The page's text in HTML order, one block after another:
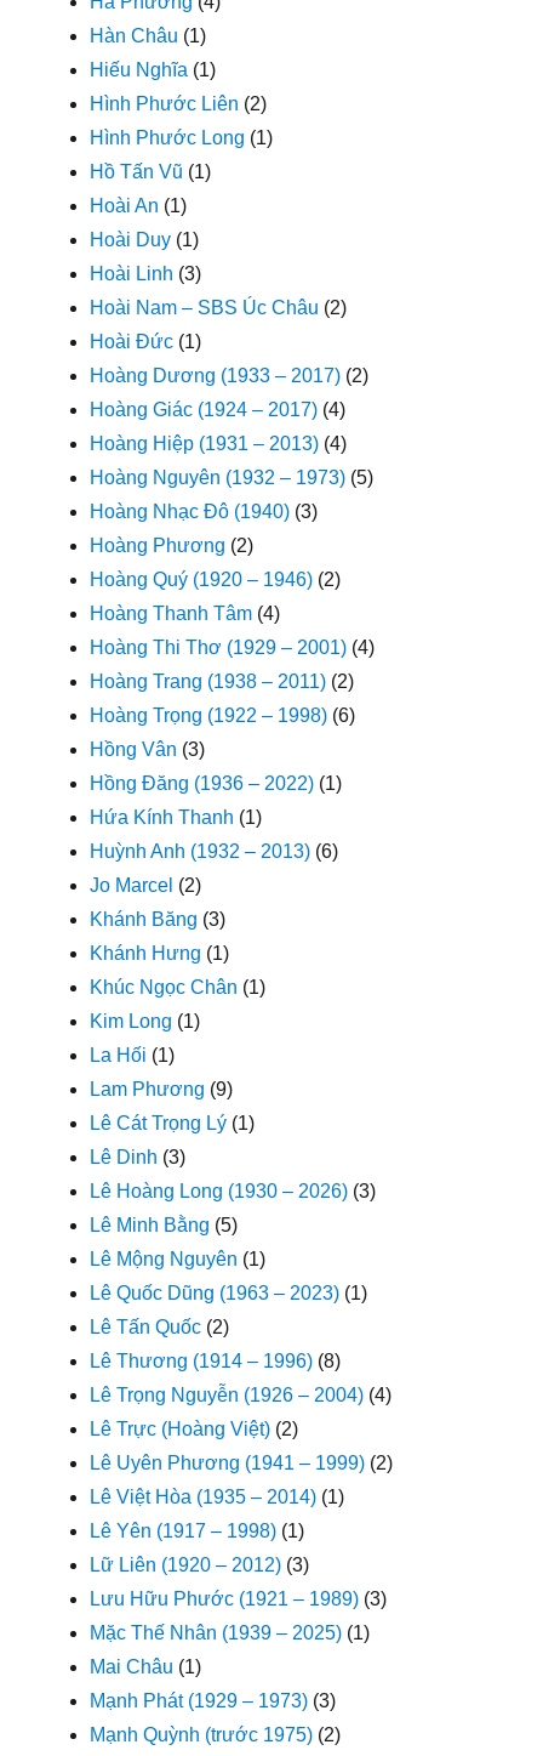
Hàn Châu (1)
Hiếu Nghĩa (1)
Hình Phước Liên (2)
Hình Phước Long (1)
Hồ Tấn Vũ (1)
Hoài An (1)
Hoài Duy (1)
Hoài Linh (3)
Hoài Nam – SBS Úc Châu (2)
Hoài Đức (1)
Hoàng Dương (1933 – 2017) (2)
Hoàng Giác (1924 – 2017) (4)
Hoàng Hiệp (1931 – 2013) (4)
Hoàng Nguyên (1932 – 1973) (5)
Hoàng Nhạc Đô (1940) (3)
Hoàng Phương (2)
Hoàng Quý (1920 – 1946) (2)
Hoàng Thanh Tâm (4)
Hoàng Thi Thơ (1929 – 2001) (4)
Hoàng Trang (1938 – 2011) (2)
Hoàng Trọng (1922 – 1998) (6)
Hồng Vân (3)
Hồng Đăng (1936 – 2022) (1)
Hứa Kính Thanh (1)
Huỳnh Anh (1932 – 2013) (6)
Jo Marcel (2)
Khánh Băng (3)
Khánh Hưng (1)
Khúc Ngọc Chân (1)
Kim Long (1)
La Hối (1)
Lam Phương (9)
Lê Cát Trọng Lý (1)
Lê Dinh (3)
Lê Hoàng Long (1930 – 2026) (3)
Lê Minh Bằng (5)
Lê Mộng Nguyên (1)
Lê Quốc Dũng (1963 – 2023) (1)
Lê Tấn Quốc (2)
Lê Thương (1914 – 1996) (8)
Lê Trọng Nguyễn (1926 – 2004) (4)
Lê Trực (Hoàng Việt) (2)
Lê Uyên Phương (1941 – 1999) (2)
Lê Việt Hòa (1935 – 2014) (1)
Lê Yên (1917 – 1998) (1)
Lữ Liên (1920 – 2012) (3)
Lưu Hữu Phước (1921 – 1989) (3)
Mặc Thế Nhân (1939 – 2025) (1)
Mai Châu (1)
Mạnh Phát (1929 – 1973) (3)
Mạnh Quỳnh (trước 1975) (2)